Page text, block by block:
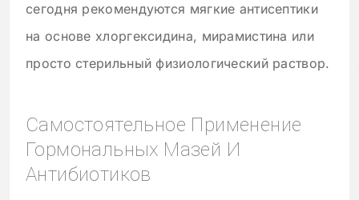
сегодня рекомендуются мягкие антисептики
на основе хлоргексидина, мирамистина или
просто стерильный физиологический раствор.
Самостоятельное Применение
Гормональных Мазей И
Антибиотиков